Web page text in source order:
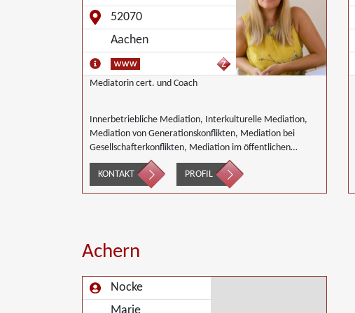
52070
Aachen
Mediatorin cert. und Coach
Innerbetriebliche Mediation, Interkulturelle Mediation,
Mediation von Generationskonflikten, Mediation bei
Gesellschafterkonflikten, Mediation im öffentlichen
Bereich, Mediation bei Team- und Gruppenkonflikten,
Mediation von Unternehmensnachfolgen,
Wirtschaftsmediation
KONTAKT PROFIL
Achern
Nocke